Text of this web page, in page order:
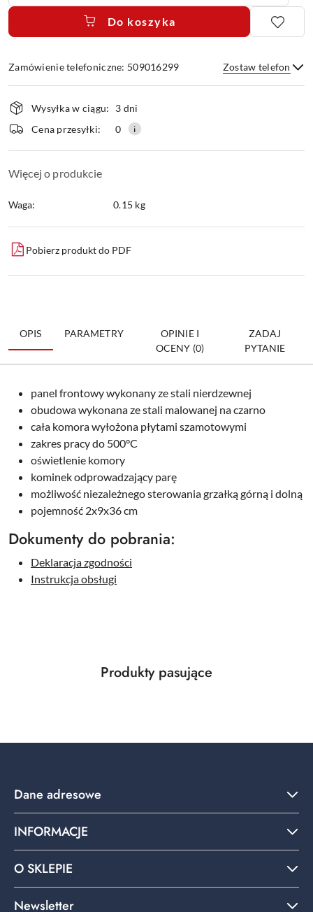
Do koszyka
Zamówienie telefoniczne: 509016299 Zostaw telefon
Wyślij
Dostępność
i
dostawa
Wysyłka w ciągu:
3 dni
Cena przesyłki:
0
Więcej o produkcie
Waga: 0.15 kg
Pobierz produkt do PDF
OPIS PARAMETRY
OPINIE I
OCENY (0)
ZADAJ
PYTANIE
panel frontowy wykonany ze stali nierdzewnej
obudowa wykonana ze stali malowanej na czarno
cała komora wyłożona płytami szamotowymi
zakres pracy do 500°C
oświetlenie komory
kominek odprowadzający parę
możliwość niezależnego sterowania grzałką górną i dolną
pojemność 2x9x36 cm
Dokumenty do pobrania:
Deklaracja zgodności
Instrukcja obsługi
Pomiń karuzelę produktów
Produkty
Produkty pasujące
Dane adresowe
INFORMACJE
O SKLEPIE
Newsletter